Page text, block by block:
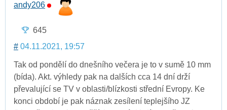
andy206
645
# 04.11.2021, 19:57
Tak od pondělí do dnešního večera je to v sumě 10 mm
(bída). Akt. výhledy pak na dalších cca 14 dní drží
převalující se TV v oblasti/blízkosti střední Evropy. Ke
konci období je pak náznak zesílení teplejšího JZ